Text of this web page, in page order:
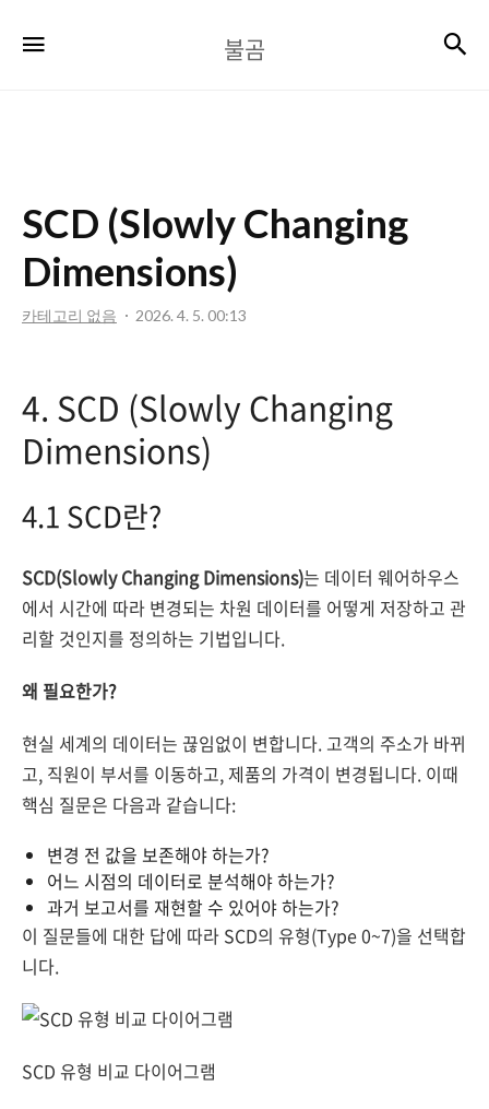
곰
불곰
SCD (Slowly Changing
Dimensions)
카테고리 없음 2026. 4. 5. 00:13
4. SCD (Slowly Changing
Dimensions)
4.1 SCD란?
SCD(Slowly Changing Dimensions)는 데이터 웨어하우스
에서 시간에 따라 변경되는 차원 데이터를 어떻게 저장하고 관
리할 것인지를 정의하는 기법입니다.
왜 필요한가?
현실 세계의 데이터는 끊임없이 변합니다. 고객의 주소가 바뀌
고, 직원이 부서를 이동하고, 제품의 가격이 변경됩니다. 이때
핵심 질문은 다음과 같습니다:
변경 전 값을 보존해야 하는가?
어느 시점의 데이터로 분석해야 하는가?
과거 보고서를 재현할 수 있어야 하는가?
이 질문들에 대한 답에 따라 SCD의 유형(Type 0~7)을 선택합
니다.
SCD 유형 비교 다이어그램